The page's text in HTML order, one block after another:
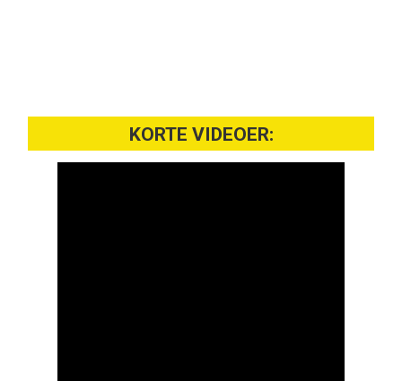
KORTE VIDEOER: